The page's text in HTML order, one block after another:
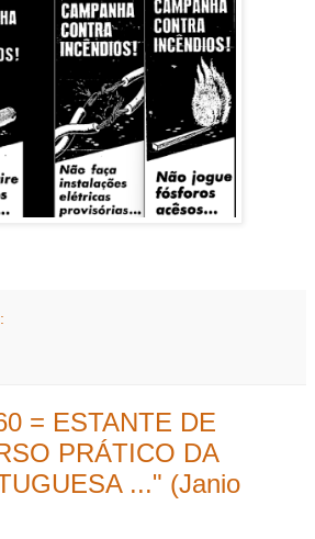
= ESTANTE DE
PRÁTICO DA
..." (Janio